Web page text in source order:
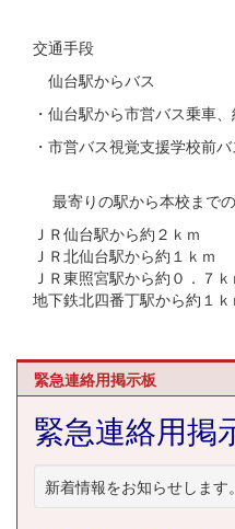
交通手段
仙台駅からバス
・仙台駅から市営バス乗車
・市営バス視覚支援学校前
最寄りの駅から本校まで
ＪＲ仙台駅から約２ｋｍ
ＪＲ北仙台駅から約１ｋｍ
ＪＲ東照宮駅から約０．７ｋ
地下鉄北四番丁駅から約１ｋ
緊急連絡用掲示板
緊急連絡用掲
新着情報をお知らせします。